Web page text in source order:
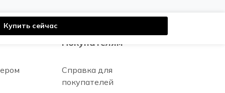
Купить сейчас
Покупателям
Справка для
покупателей